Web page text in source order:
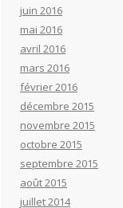
juin 2016
mai 2016
avril 2016
mars 2016
février 2016
décembre 2015
novembre 2015
octobre 2015
septembre 2015
août 2015
juillet 2014